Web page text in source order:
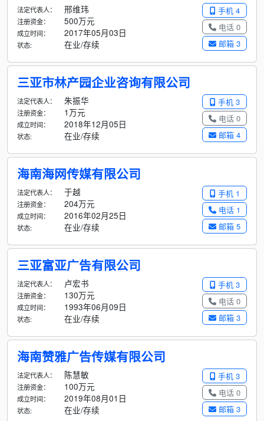
手机 4
电话 0
邮箱 3
法定代表人： 邢维玮
注册资金： 500万元
成立时间： 2017年05月03日
状态: 在业/存续
三亚市林产园企业咨询有限公司
手机 3
电话 0
邮箱 4
法定代表人： 朱振华
注册资金： 1万元
成立时间： 2018年12月05日
状态: 在业/存续
海南海网传媒有限公司
手机 1
电话 1
邮箱 5
法定代表人： 于越
注册资金： 204万元
成立时间： 2016年02月25日
状态: 在业/存续
三亚富亚广告有限公司
手机 3
电话 0
邮箱 3
法定代表人： 卢宏书
注册资金： 130万元
成立时间： 1993年06月09日
状态: 在业/存续
海南赞雅广告传媒有限公司
手机 3
电话 0
邮箱 3
法定代表人： 陈慧敏
注册资金： 100万元
成立时间： 2019年08月01日
状态: 在业/存续